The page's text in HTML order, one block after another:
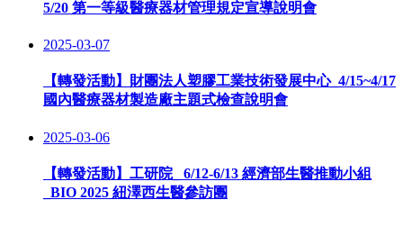
5/20 第一等級醫療器材管理規定宣導說明會
2025-03-07
【轉發活動】財團法人塑膠工業技術發展中心_4/15~4/17
國內醫療器材製造廠主題式檢查說明會
2025-03-06
【轉發活動】工研院_ 6/12-6/13 經濟部生醫推動小組
_BIO 2025 紐澤西生醫參訪團